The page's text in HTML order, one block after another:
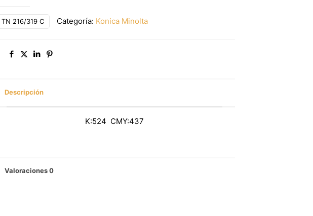
TN 216/319 C Categoría: Konica Minolta
Descripción
K:524 CMY:437
Valoraciones0